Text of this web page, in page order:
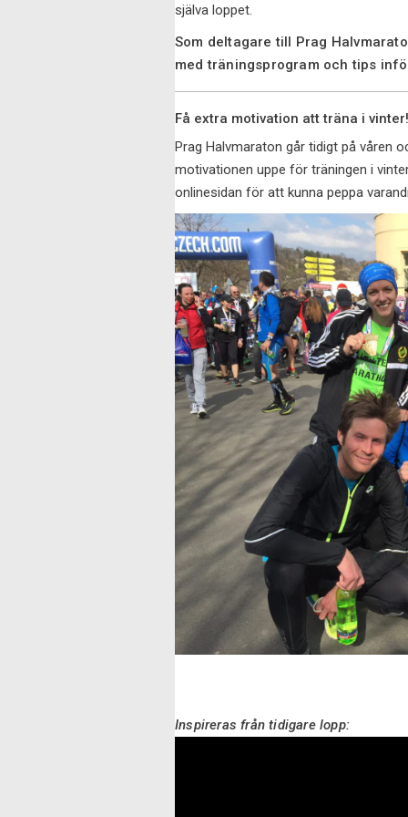
själva loppet.
Som deltagare till Prag
med träningsprogram och tips
Få extra motivation att träna i vinter!
Prag Halvmaraton går tidigt på våren
motivationen uppe för träningen i
onlinesidan för att kunna peppa
Inspireras från tidigare lopp: